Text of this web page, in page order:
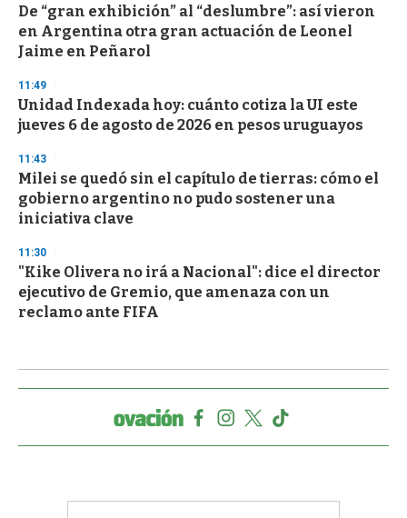
De “gran exhibición” al “deslumbre”: así vieron
en Argentina otra gran actuación de Leonel
Jaime en Peñarol
11:49
Unidad Indexada hoy: cuánto cotiza la UI este
jueves 6 de agosto de 2026 en pesos uruguayos
11:43
Milei se quedó sin el capítulo de tierras: cómo el
gobierno argentino no pudo sostener una
iniciativa clave
11:30
"Kike Olivera no irá a Nacional": dice el director
ejecutivo de Gremio, que amenaza con un
reclamo ante FIFA